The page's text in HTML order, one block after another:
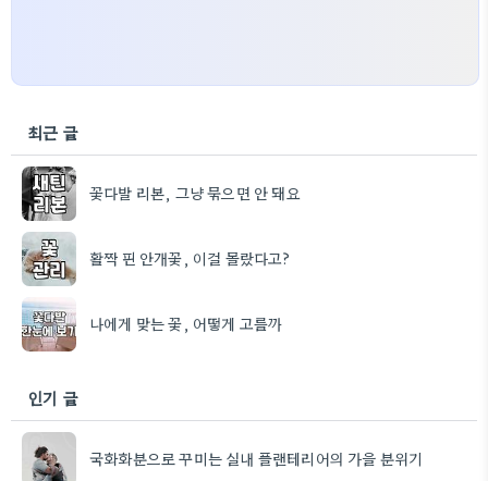
최근 글
꽃다발 리본, 그냥 묶으면 안 돼요
활짝 핀 안개꽃, 이걸 몰랐다고?
나에게 맞는 꽃, 어떻게 고를까
인기 글
국화화분으로 꾸미는 실내 플랜테리어의 가을 분위기